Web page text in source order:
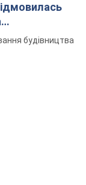
будівництва